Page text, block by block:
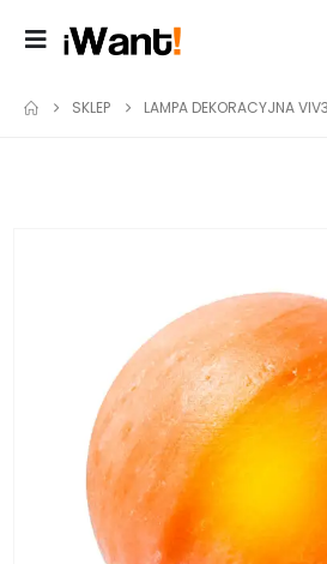
SKLEP LAMPA DEKORACYJNA VIV3